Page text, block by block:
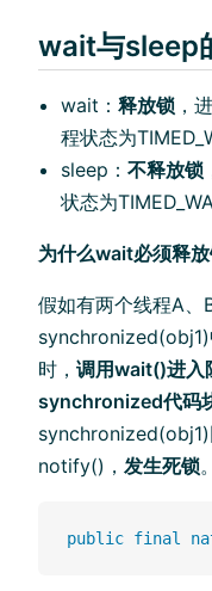
wait与sleep
wait：释放锁 ，
程状态为
sleep：不释放锁
状态为
为什么wait必须释
假如有两个线程A、
synchronized(obj1)
时， 调用wait()进入
synchronized代码
synchronized(obj1)
notify()， 发生死锁。
public final